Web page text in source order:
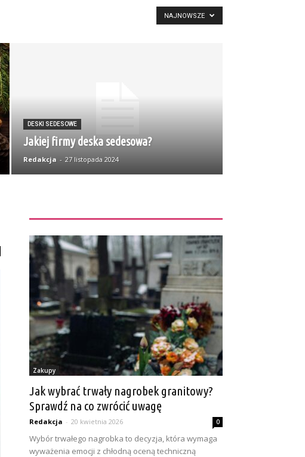
NAJNOWSZE
DESKI SEDESOWE
Jakiej firmy deska sedesowa?
Redakcja - 27 listopada 2024
Zakupy
Jak wybrać trwały nagrobek granitowy?
Sprawdź na co zwrócić uwagę
Redakcja - 20 kwietnia 2026 0
Wybór trwałego nagrobka to decyzja, która wymaga
wyważenia emocji z chłodną oceną techniczną